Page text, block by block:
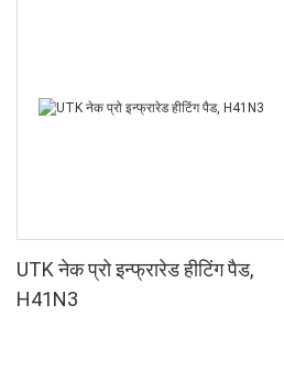
UTK नेक प्रो इन्फ्रारेड हीटिंग पैड,
H41N3